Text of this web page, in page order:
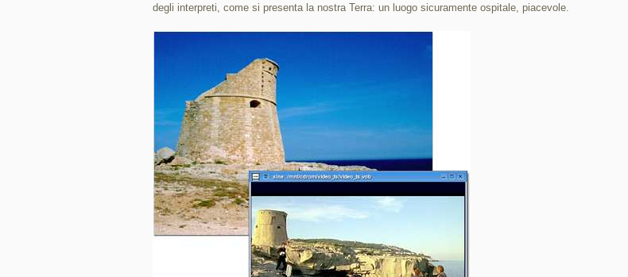
degli interpreti, come si presenta la nostra Terra: un luogo sicuramente ospitale, piacevole.